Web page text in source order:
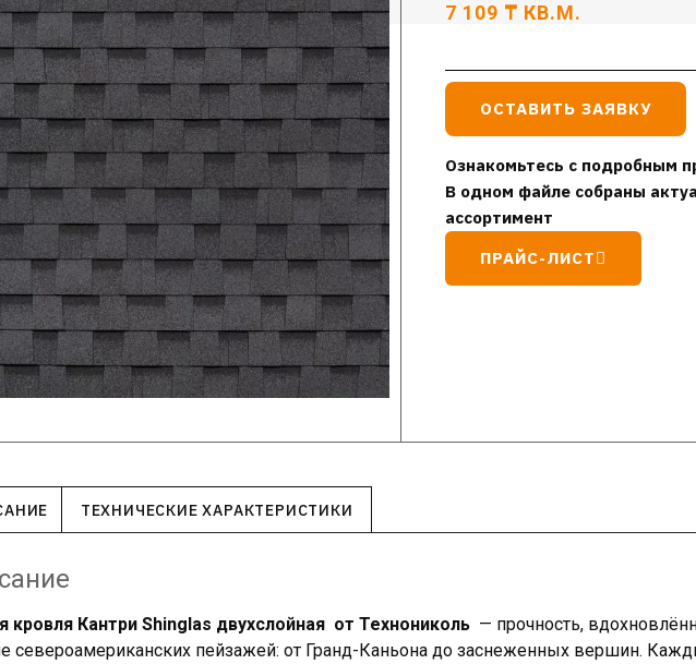
7 109 ₸ КВ.М.
ОСТАВИТЬ ЗАЯВКУ
Ознакомьтесь с подробным
В одном файле собраны
ассортимент
ПРАЙС-ЛИСТ
ТЕХНИЧЕСКИЕ ХАРАКТЕРИСТИКИ
кровля Кантри Shinglas двухслойная от Технониколь — прочность,
североамериканских пейзажей: от Гранд-Каньона до заснеженных вершин.